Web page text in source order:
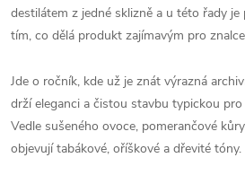
destilátem z jedné sklizně a u této řady
tím, co dělá produkt zajímavým pro
Jde o ročník, kde už je znát výrazná
drží eleganci a čistou stavbu typickou pro
Vedle sušeného ovoce, pomerančové
objevují tabákové, oříškové a dřevité tóny.